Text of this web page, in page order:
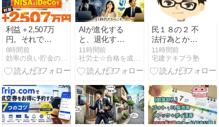
利益＋2,507万
円。それでも
「最近、上が
りすぎていて
怖い」と話す
生
8時間前
効率の良い貯金の仕方！賢く増やす貯蓄講座
AIが進化する
と、退化する
人と成長する
人 ☆ AI時代だ
からこそ、士
まる
11時間前
民１８の２ 不
法行為とか、
特殊な不法行
為とか
11時間前
宅建テキプラ塾